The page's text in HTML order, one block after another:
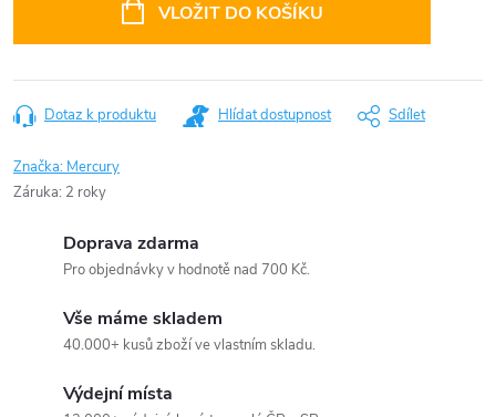
VLOŽIT DO KOŠÍKU
Dotaz k produktu Hlídat dostupnost Sdílet
Značka: Mercury
Záruka: 2 roky
Doprava zdarma
Pro objednávky v hodnotě nad 700 Kč.
Vše máme skladem
40.000+ kusů zboží ve vlastním skladu.
Výdejní místa